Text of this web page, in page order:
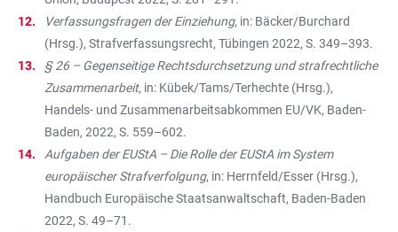
Verfassungsfragen der Einziehung, in: Bäcker/Burchard
(Hrsg.), Strafverfassungsrecht, Tübingen 2022, S. 349–393.
§ 26 – Gegenseitige Rechtsdurchsetzung und strafrechtliche
Zusammenarbeit, in: Kübek/Tams/Terhechte (Hrsg.),
Handels- und Zusammenarbeitsabkommen EU/VK, Baden-
Baden, 2022, S. 559–602.
Aufgaben der EUStA – Die Rolle der EUStA im System
europäischer Strafverfolgung, in: Herrnfeld/Esser (Hrsg.),
Handbuch Europäische Staatsanwaltschaft, Baden-Baden
2022, S. 49–71.